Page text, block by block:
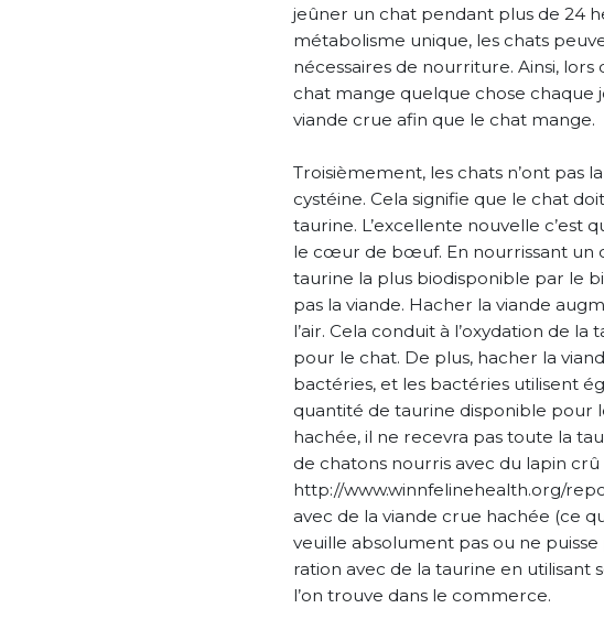
jeûner un chat pendant plus de 24
métabolisme unique, les chats
nécessaires de nourriture. Ainsi,
chat mange quelque chose chaque
viande crue afin que le chat mange.
Troisièmement, les chats n’ont pas
cystéine. Cela signifie que le chat
taurine. L’excellente nouvelle c’est
le cœur de bœuf. En nourrissant un
taurine la plus biodisponible par le
pas la viande. Hacher la viande
l’air. Cela conduit à l’oxydation de
pour le chat. De plus, hacher la
bactéries, et les bactéries utilisent
quantité de taurine disponible pour
hachée, il ne recevra pas toute la
de chatons nourris avec du lapin
http://www.winnfelinehealth.org/
avec de la viande crue hachée (ce
veuille absolument pas ou ne
ration avec de la taurine en
l’on trouve dans le commerce.